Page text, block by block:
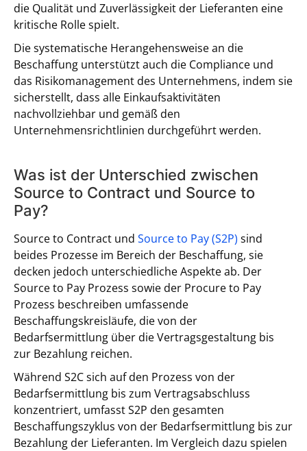
die Qualität und Zuverlässigkeit der Lieferanten eine
kritische Rolle spielt.
Die systematische Herangehensweise an die
Beschaffung unterstützt auch die Compliance und
das Risikomanagement des Unternehmens, indem sie
sicherstellt, dass alle Einkaufsaktivitäten
nachvollziehbar und gemäß den
Unternehmensrichtlinien durchgeführt werden.
Was ist der Unterschied zwischen
Source to Contract und Source to
Pay?
Source to Contract und Source to Pay (S2P) sind
beides Prozesse im Bereich der Beschaffung, sie
decken jedoch unterschiedliche Aspekte ab. Der
Source to Pay Prozess sowie der Procure to Pay
Prozess beschreiben umfassende
Beschaffungskreisläufe, die von der
Bedarfsermittlung über die Vertragsgestaltung bis
zur Bezahlung reichen.
Während S2C sich auf den Prozess von der
Bedarfsermittlung bis zum Vertragsabschluss
konzentriert, umfasst S2P den gesamten
Beschaffungszyklus von der Bedarfsermittlung bis zur
Bezahlung der Lieferanten. Im Vergleich dazu spielen